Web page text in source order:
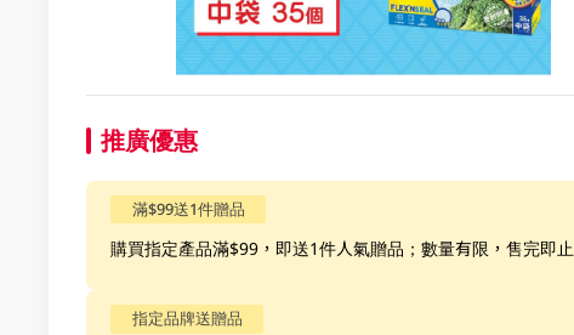
推廣優惠
滿$99送1件贈品
購買指定產品滿$99，即送1件人氣贈品；數量有限，售完即止
指定品牌送贈品